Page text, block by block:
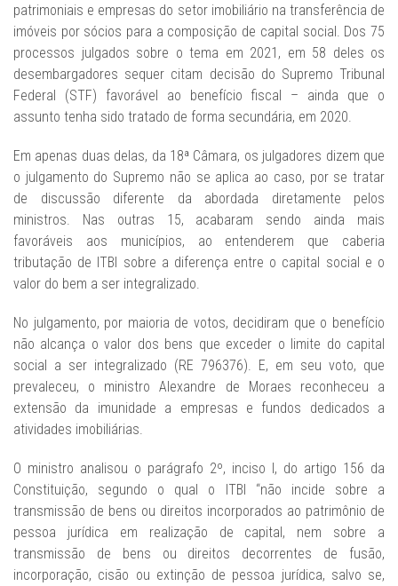
patrimoniais e empresas do setor imobiliário na transferência de
imóveis por sócios para a composição de capital social. Dos 75
processos julgados sobre o tema em 2021, em 58 deles os
desembargadores sequer citam decisão do Supremo Tribunal
Federal (STF) favorável ao benefício fiscal – ainda que o
assunto tenha sido tratado de forma secundária, em 2020.
Em apenas duas delas, da 18ª Câmara, os julgadores dizem que
o julgamento do Supremo não se aplica ao caso, por se tratar
de discussão diferente da abordada diretamente pelos
ministros. Nas outras 15, acabaram sendo ainda mais
favoráveis aos municípios, ao entenderem que caberia
tributação de ITBI sobre a diferença entre o capital social e o
valor do bem a ser integralizado.
No julgamento, por maioria de votos, decidiram que o benefício
não alcança o valor dos bens que exceder o limite do capital
social a ser integralizado (RE 796376). E, em seu voto, que
prevaleceu, o ministro Alexandre de Moraes reconheceu a
extensão da imunidade a empresas e fundos dedicados a
atividades imobiliárias.
O ministro analisou o parágrafo 2º, inciso I, do artigo 156 da
Constituição, segundo o qual o ITBI “não incide sobre a
transmissão de bens ou direitos incorporados ao patrimônio de
pessoa jurídica em realização de capital, nem sobre a
transmissão de bens ou direitos decorrentes de fusão,
incorporação, cisão ou extinção de pessoa jurídica, salvo se,